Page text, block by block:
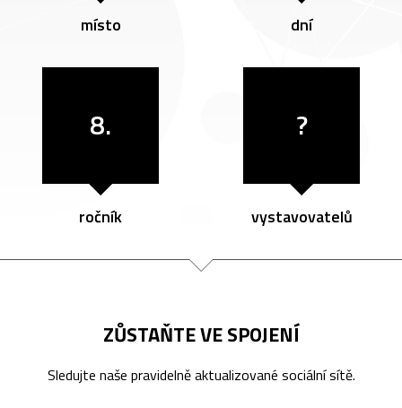
místo dní
8.
ročník
?
vystavovatelů
ZŮSTAŇTE VE SPOJENÍ
Sledujte naše pravidelně aktualizované sociální sítě.